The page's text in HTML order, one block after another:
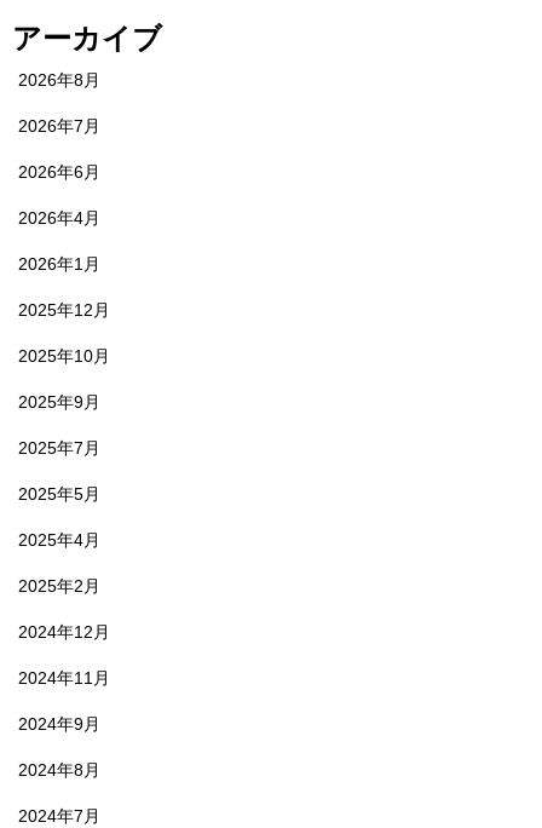
アーカイブ
2026年8月
2026年7月
2026年6月
2026年4月
2026年1月
2025年12月
2025年10月
2025年9月
2025年7月
2025年5月
2025年4月
2025年2月
2024年12月
2024年11月
2024年9月
2024年8月
2024年7月